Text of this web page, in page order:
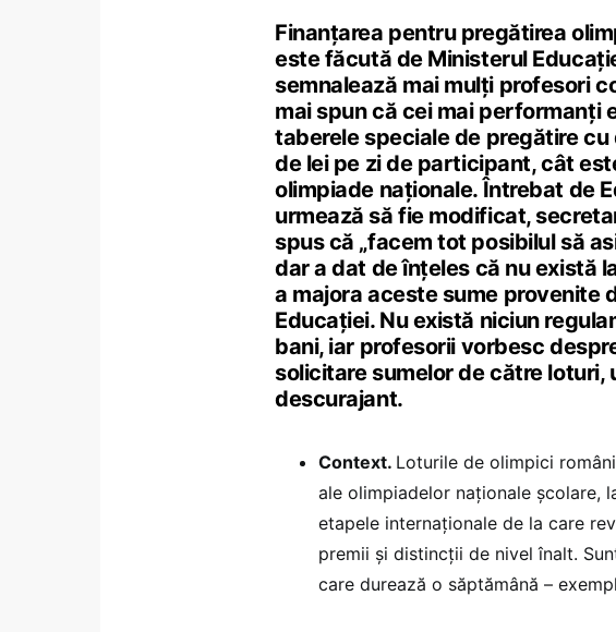
Finanțarea pentru pregătirea
este făcută de Ministerul
semnalează mai mulți profesori
mai spun că cei mai performanți
taberele speciale de pregătire
de lei pe zi de participant, cât
olimpiade naționale. Întrebat de
urmează să fie modificat,
spus că „facem tot posibilul să
dar a dat de înțeles că nu există
a majora aceste sume provenite
Educației. Nu există niciun
bani, iar profesorii vorbesc
solicitare sumelor de către loturi,
descurajant.
Context. Loturile de olimpici
ale olimpiadelor naționale școlare,
etapele internaționale de la care
premii și distincții de nivel înalt.
care durează o săptămână –